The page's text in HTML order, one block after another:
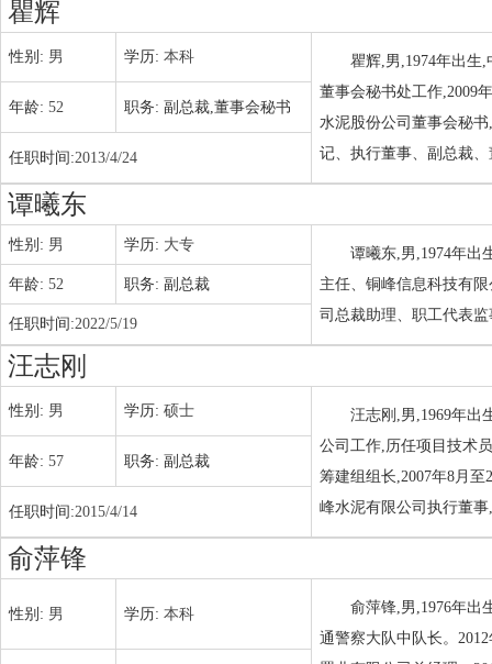
瞿辉
性别: 男 学历: 本科
瞿辉,男,1974年出生
董事会秘书处工作,2009
水泥股份公司董事会秘
记、执行董事、副总裁
年龄: 52 职务: 副总裁,董事会秘书
任职时间:2013/4/24
谭曦东
性别: 男 学历: 大专
谭曦东,男,1974年出
主任、铜峰信息科技有
司总裁助理、职工代表
年龄: 52 职务: 副总裁
任职时间:2022/5/19
汪志刚
性别: 男 学历: 硕士
汪志刚,男,1969年出
公司工作,历任项目技术
筹建组组长,2007年8月
峰水泥有限公司执行董
年龄: 57 职务: 副总裁
任职时间:2015/4/14
俞萍锋
性别: 男 学历: 本科
俞萍锋,男,1976年出
通警察大队中队长。